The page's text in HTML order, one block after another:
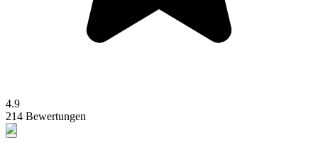
4.9
214 Bewertungen